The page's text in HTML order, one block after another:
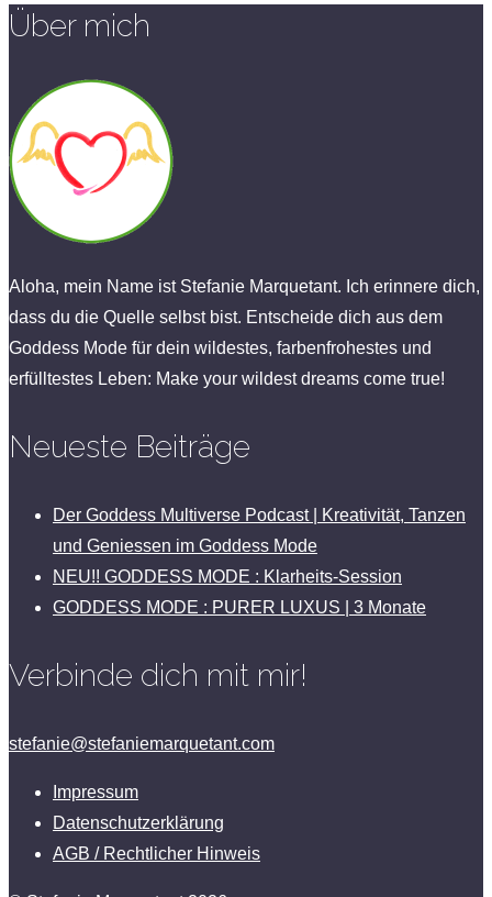
Über mich
Aloha, mein Name ist Stefanie Marquetant. Ich erinnere dich,
dass du die Quelle selbst bist. Entscheide dich aus dem
Goddess Mode für dein wildestes, farbenfrohestes und
erfülltestes Leben: Make your wildest dreams come true!
Neueste Beiträge
Der Goddess Multiverse Podcast | Kreativität, Tanzen
und Geniessen im Goddess Mode
NEU!! GODDESS MODE : Klarheits-Session
GODDESS MODE : PURER LUXUS | 3 Monate
Verbinde dich mit mir!
stefanie@stefaniemarquetant.com
Impressum
Datenschutzerklärung
AGB / Rechtlicher Hinweis